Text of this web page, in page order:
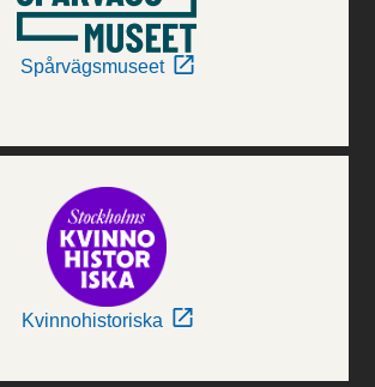
Spårvägsmuseet
Kvinnohistoriska